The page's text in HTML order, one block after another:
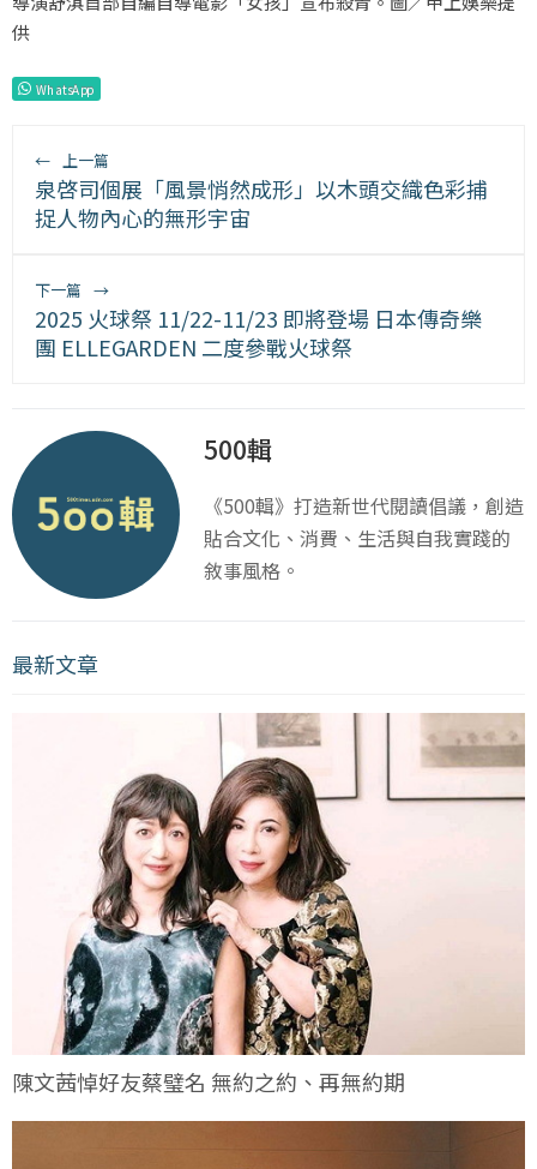
供
WhatsApp
← 上一篇
泉啓司個展「風景悄然成形」以木頭交織色彩捕
捉人物內心的無形宇宙
下一篇 →
2025 火球祭 11/22-11/23 即將登場 日本傳奇樂
團 ELLEGARDEN 二度參戰火球祭
500輯
《500輯》打造新世代閱讀倡議，創造
貼合文化、消費、生活與自我實踐的
敘事風格。
最新文章
陳文茜悼好友蔡璧名 無約之約、再無約期